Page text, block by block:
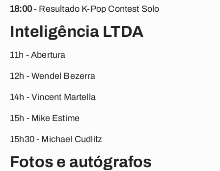
18:00- Resultado K-Pop Contest Solo
Inteligência LTDA
11h - Abertura
12h - Wendel Bezerra
14h - Vincent Martella
15h - Mike Estime
15h30 - Michael Cudlitz
Fotos e autógrafos